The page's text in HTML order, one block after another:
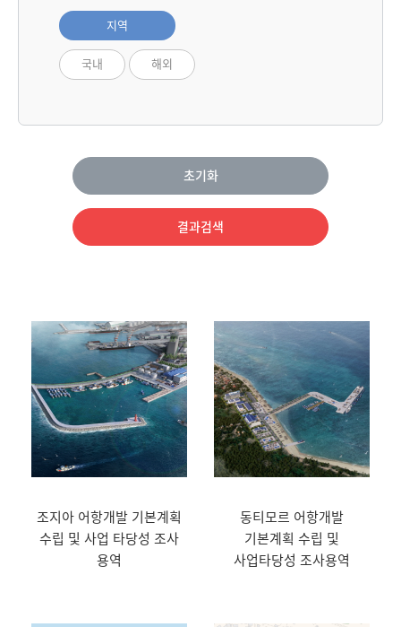
지역
국내 해외
조지아 어항개발 기본계획
수립 및 사업 타당성 조사
용역
동티모르 어항개발
기본계획 수립 및
사업타당성 조사용역